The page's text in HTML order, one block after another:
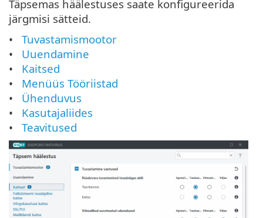
Täpsemas häälestuses saate konfigureerida
järgmisi sätteid.
Tuvastamismootor
Uuendamine
Kaitsed
Menüüs Tööriistad
Ühenduvus
Kasutajaliides
Teavitused